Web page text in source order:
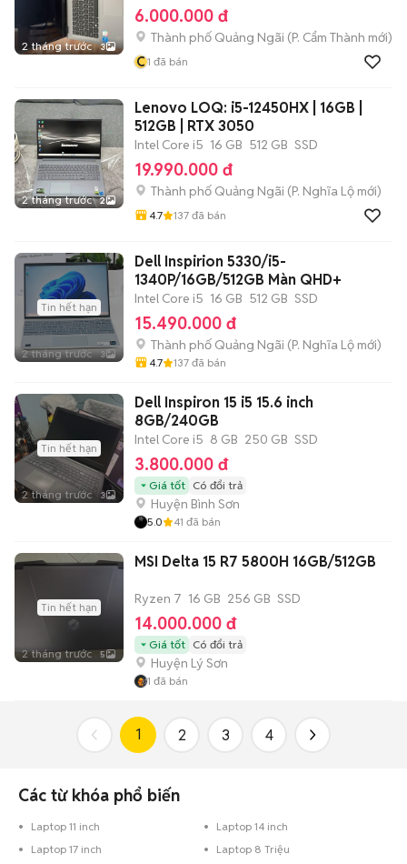
2 tháng trước 3
6.000.000 đ
Thành phố Quảng Ngãi (P. Cẩm Thành mới)
C1 đã bán
2 tháng trước 2
Lenovo LOQ: i5-12450HX | 16GB |
512GB | RTX 3050
Intel Core i5 16 GB 512 GB SSD
19.990.000 đ
Thành phố Quảng Ngãi (P. Nghĩa Lộ mới)
4.7 137 đã bán
Tin hết hạn
2 tháng trước 3
Dell Inspirion 5330/i5-
1340P/16GB/512GB Màn QHD+
Intel Core i5 16 GB 512 GB SSD
15.490.000 đ
Thành phố Quảng Ngãi (P. Nghĩa Lộ mới)
4.7 137 đã bán
Tin hết hạn
2 tháng trước 3
Dell Inspiron 15 i5 15.6 inch
8GB/240GB
Intel Core i5 8 GB 250 GB SSD
3.800.000 đ
Giá tốt Có đổi trả
Huyện Bình Sơn
5.0 41 đã bán
Tin hết hạn
2 tháng trước 5
MSI Delta 15 R7 5800H 16GB/512GB
Ryzen 7 16 GB 256 GB SSD
14.000.000 đ
Giá tốt Có đổi trả
Huyện Lý Sơn
1 đã bán
1 2 3 4
Các từ khóa phổ biến
Laptop 11 inch
Laptop 14 inch
Laptop 17 inch
Laptop 8 Triệu